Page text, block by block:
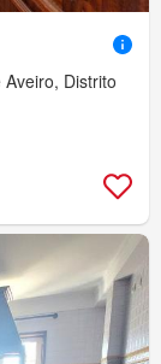
Distrito